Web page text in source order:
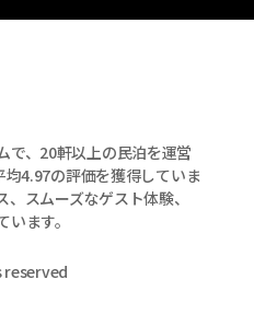
で、20軒以上の民泊を運営
4.97の評価を獲得していま
スムーズなゲスト体験、
ます。
reserved